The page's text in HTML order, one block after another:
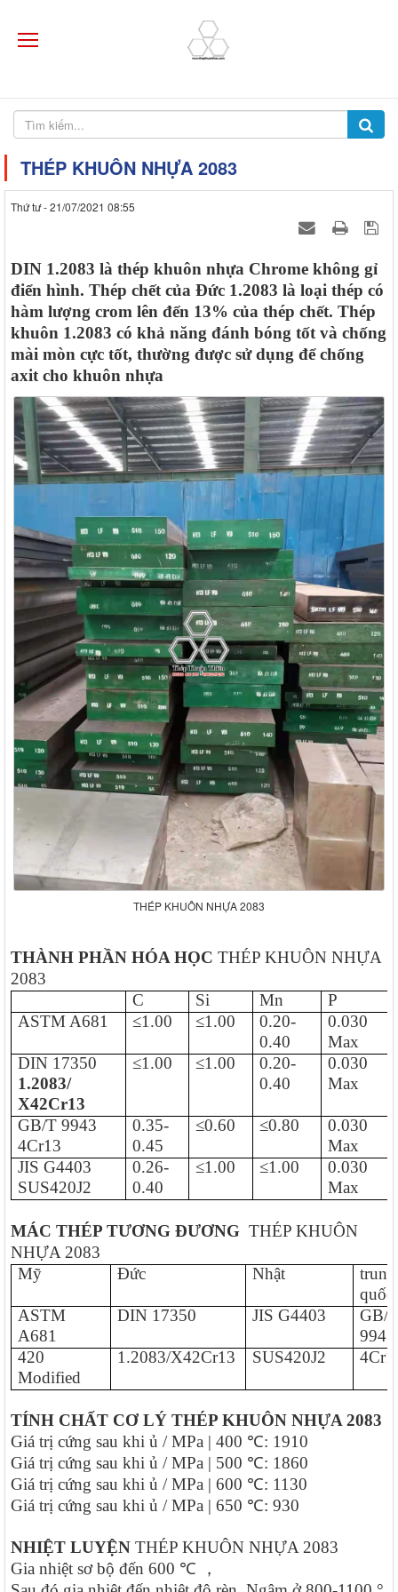
THÉP KHUÔN NHỰA 2083
Thứ tư - 21/07/2021 08:55
DIN 1.2083 là thép khuôn nhựa Chrome không gỉ
điển hình. Thép chết của Đức 1.2083 là loại thép có
hàm lượng crom lên đến 13% của thép chết. Thép
khuôn 1.2083 có khả năng đánh bóng tốt và chống
mài mòn cực tốt, thường được sử dụng để chống
axit cho khuôn nhựa
THÉP KHUÔN NHỰA 2083
THÀNH PHẦN HÓA HỌC THÉP KHUÔN NHỰA
2083
C
Si Mn P
ASTM A681
≤1.00 ≤1.00
0.20-
0.40
0.030
Max
DIN 17350
1.2083/
X42Cr13
≤1.00 ≤1.00
0.20-
0.40
0.030
Max
GB/T 9943
4Cr13
0.35-
0.45
≤0.60 ≤0.80
0.030
Max
JIS G4403
SUS420J2
0.26-
0.40
≤1.00 ≤1.00
0.030
Max
MÁC THÉP TƯƠNG ĐƯƠNG THÉP KHUÔN
NHỰA 2083
Mỹ
Đức Nhật
trung
quốc
ASTM
A681
DIN 17350 JIS G4403
GB/
9943
420
Modified
1.2083/X42Cr13 SUS420J2
TÍNH CHẤT CƠ LÝ THÉP KHUÔN NHỰA 2083
Giá trị cứng sau khi ủ / MPa | 400 ℃: 1910
Giá trị cứng sau khi ủ / MPa | 500 ℃: 1860
Giá trị cứng sau khi ủ / MPa | 600 ℃: 1130
Giá trị cứng sau khi ủ / MPa | 650 ℃: 930
NHIỆT LUYỆN THÉP KHUÔN NHỰA 2083
Gia nhiệt sơ bộ đến 600 ℃ ，